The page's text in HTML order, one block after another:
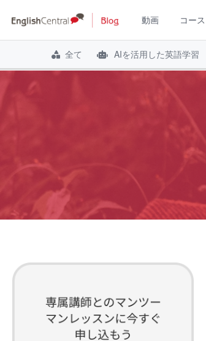
動画 コース
全て AIを活用した英語学習
ッ
プ